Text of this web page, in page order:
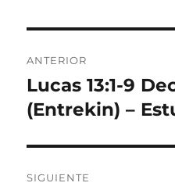
de
entradas
ANTERIOR
Entrada
anterior:
Lucas 13:1-9
(Entrekin) –
SIGUIENTE